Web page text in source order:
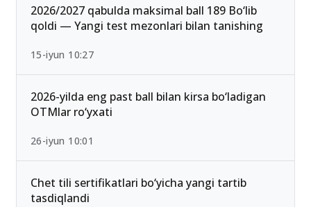
2026/2027 qabulda maksimal ball 189 Bo‘lib
qoldi — Yangi test mezonlari bilan tanishing
15-iyun 10:27
2026-yilda eng past ball bilan kirsa bo‘ladigan
OTMlar ro‘yxati
26-iyun 10:01
Chet tili sertifikatlari bo‘yicha yangi tartib
tasdiqlandi